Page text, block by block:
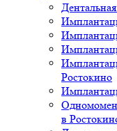
Ростокино
в